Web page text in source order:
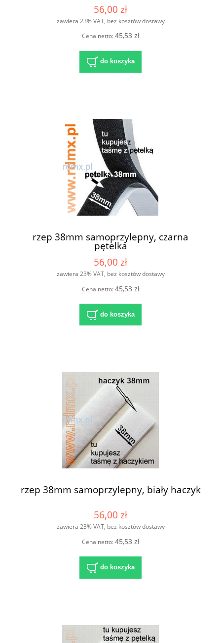
56,00 zł
zawiera 23% VAT, bez kosztów dostawy
Cena netto:45,53 zł
do koszyka
rzep 38mm samoprzylepny, czarna
pętelka
56,00 zł
zawiera 23% VAT, bez kosztów dostawy
Cena netto:45,53 zł
do koszyka
rzep 38mm samoprzylepny, biały haczyk
56,00 zł
zawiera 23% VAT, bez kosztów dostawy
Cena netto:45,53 zł
do koszyka